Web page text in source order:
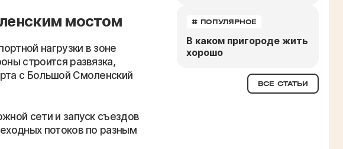
мостом
нагрузки в зоне
строится развязка,
с Большой Смоленский
сети и запуск съездов
потоков по разным
# ПОПУЛЯРНОЕ
В каком пригороде жить
хорошо
ВСЕ СТАТЬИ